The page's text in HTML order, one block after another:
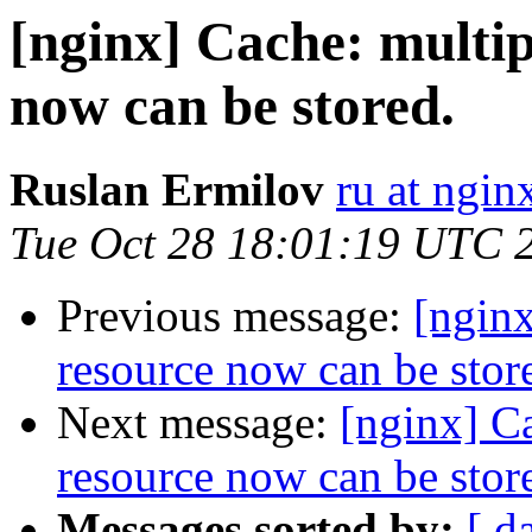
[nginx] Cache:
now can be stored.
Ruslan Ermilov ru at
Tue Oct 28 18:01:19 UTC
Previous message:
resource now can be
Next message: [nginx]
resource now can be